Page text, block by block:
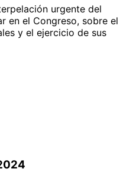
urgente del
en el Congreso, sobre el
y el ejercicio de sus